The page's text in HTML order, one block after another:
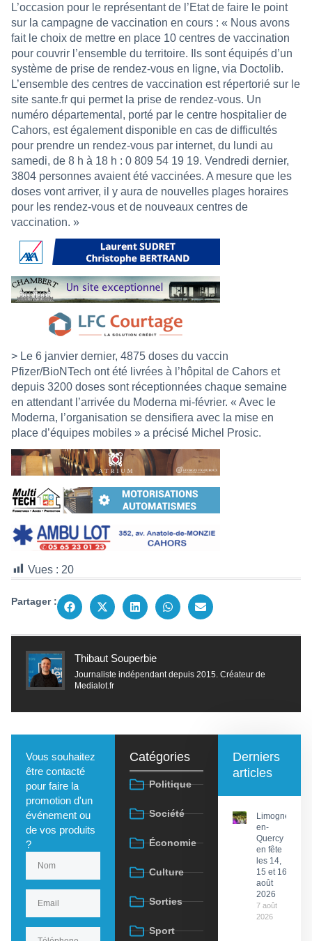
L’occasion pour le représentant de l’Etat de faire le point
sur la campagne de vaccination en cours : « Nous avons
fait le choix de mettre en place 10 centres de vaccination
pour couvrir l’ensemble du territoire. Ils sont équipés d’un
système de prise de rendez-vous en ligne, via Doctolib.
L’ensemble des centres de vaccination est répertorié sur le
site sante.fr qui permet la prise de rendez-vous. Un
numéro départemental, porté par le centre hospitalier de
Cahors, est également disponible en cas de difficultés
pour prendre un rendez-vous par internet, du lundi au
samedi, de 8 h à 18 h : 0 809 54 19 19. Vendredi dernier,
3804 personnes avaient été vaccinées. A mesure que les
doses vont arriver, il y aura de nouvelles plages horaires
pour les rendez-vous et de nouveaux centres de
vaccination. »
> Le 6 janvier dernier, 4875 doses du vaccin
Pfizer/BioNTech ont été livrées à l’hôpital de Cahors et
depuis 3200 doses sont réceptionnées chaque semaine
en attendant l’arrivée du Moderna mi-février. « Avec le
Moderna, l’organisation se densifiera avec la mise en
place d’équipes mobiles » a précisé Michel Prosic.
Vues : 20
Partager :
Thibaut Souperbie
Journaliste indépendant depuis 2015. Créateur de
Medialot.fr
Vous souhaitez
être contacté
pour faire la
promotion d'un
événement ou
de vos produits
?
Catégories
Politique
Société
Économie
Culture
Sorties
Sport
Derniers
articles
Limogne-
en-
Quercy
en fête
les 14,
15 et 16
août
2026
7 août
2026